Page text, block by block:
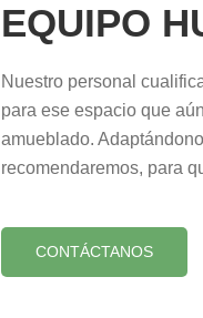
EQUIPO
Nuestro personal
para ese espacio que
amueblado.
recomendaremos, para
CONTÁCTANOS